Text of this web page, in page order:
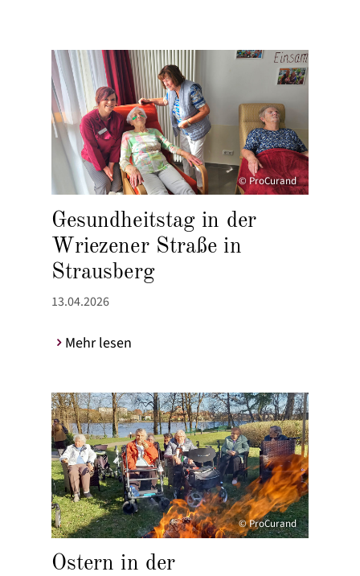
© ProCurand
Gesundheitstag in der
Wriezener Straße in
Strausberg
13.04.2026
Mehr lesen
© ProCurand
Ostern in der